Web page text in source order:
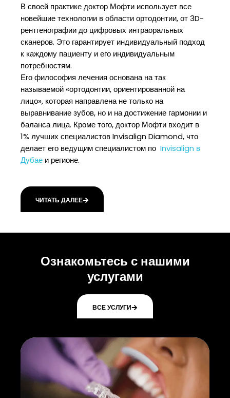
В своей практике доктор Мофти использует все
новейшие технологии в области ортодонтии, от 3D-
рентгенографии до цифровых интраоральных
сканеров. Это гарантирует индивидуальный подход
к каждому пациенту и его индивидуальным
потребностям.
Его философия лечения основана на так
называемой «ортодонтии, ориентированной на
лицо», которая направлена не только на
выравнивание зубов, но и на достижение гармонии и
баланса лица. Кроме того, доктор Мофти входит в
1% лучших специалистов Invisalign Diamond, что
делает его ведущим специалистом поInvisalign в
Дубае и регионе.
ЧИТАТЬ ДАЛЕЕ
Ознакомьтесь с нашими
услугами
ВСЕ УСЛУГИ